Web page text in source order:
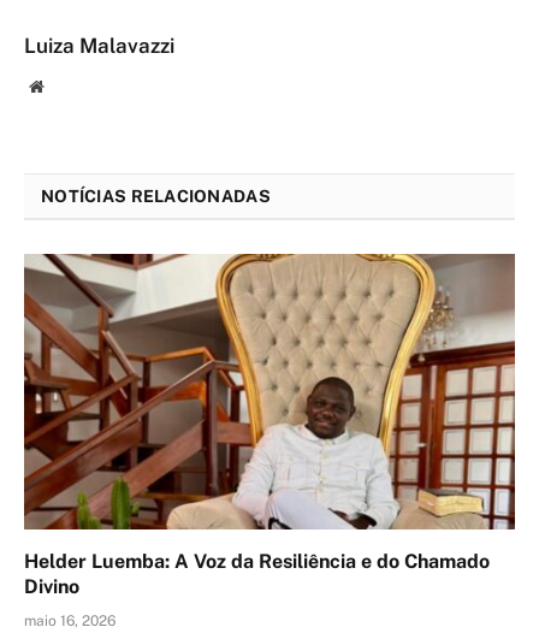
Luiza Malavazzi
Website
NOTÍCIAS RELACIONADAS
Helder Luemba: A Voz da Resiliência e do Chamado
Divino
maio 16, 2026